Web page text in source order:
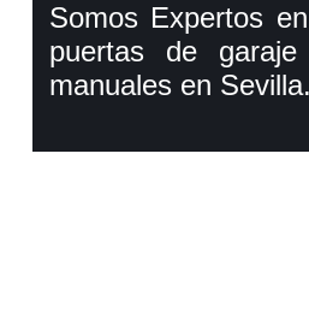
Somos Expertos
puertas de
manuales en Sevilla.